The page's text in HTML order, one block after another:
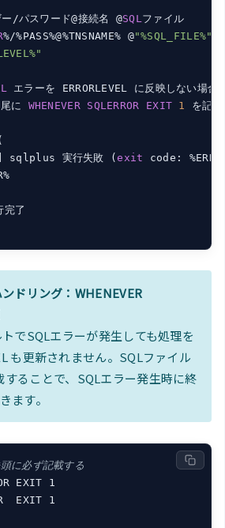
スワード@接続名 @SQLファイル
%/%PASS%@%TNSNAME% @"%SQL_FILE%"
エラーを ERRORLEVEL に反映しない場合
に WHENEVER SQLERROR EXIT 1 を記
] sqlplus 実行失敗 (exit
code:
完了
ドリング：WHENEVER
でSQLエラーが発生しても処理を
も更新されません。SQLファイル
ることで、SQLエラー発生時に終
ます。
に必ず記載する
EXIT 1
EXIT 1